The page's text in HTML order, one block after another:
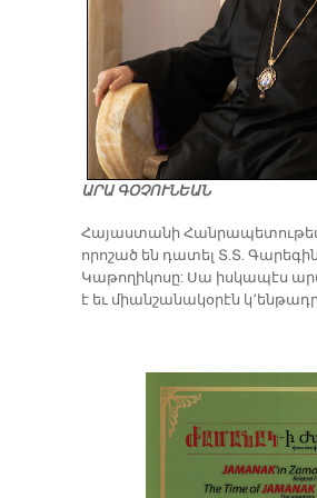
ԱՐԱ ԳՕՉՈՒՆԵԱՆ
​Հայաստանի
որոշած են դատել Տ.Տ.
Կաթողիկոսը: Սա իսկապէս
է եւ միանշանակօրէն